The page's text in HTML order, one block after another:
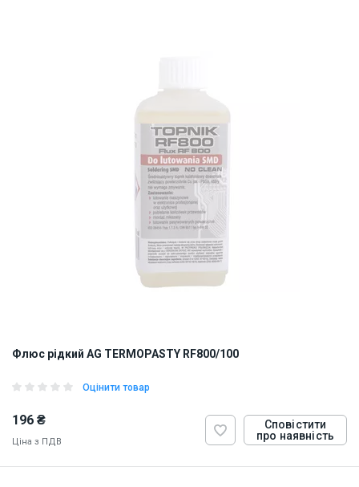
Флюс рідкий AG TERMOPASTY RF800/100
Оцінити товар
196 ₴
Ціна з ПДВ
Сповістити
про наявність